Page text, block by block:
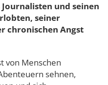
und seinen
seiner
chronischen Angst
von Menschen
sehnen,